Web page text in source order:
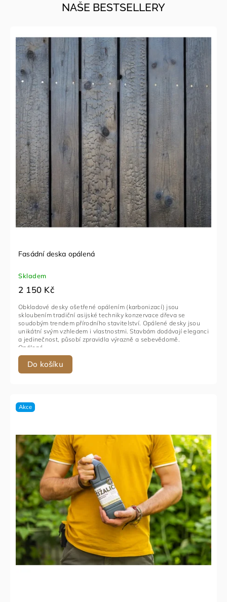
NAŠE BESTSELLERY
Fasádní deska opálená
Skladem
2 150 Kč
Do košíku
Obkladové desky ošetřené opálením (karbonizací) jsou
skloubením tradiční asijské techniky konzervace dřeva se
soudobým trendem přírodního stavitelství. Opálené desky jsou
unikátní svým vzhledem i vlastnostmi. Stavbám dodávají eleganci
a jedinečnost, působí zpravidla výrazně a sebevědomě.
Opálené...
Akce